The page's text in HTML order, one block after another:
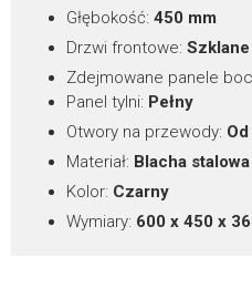
Głębokość: 450 mm
Drzwi frontowe: Szklane
Zdejmowane panele
Panel tylni: Pełny
Otwory na przewody:
Materiał: Blacha
Kolor: Czarny
Wymiary: 600 x 450 x